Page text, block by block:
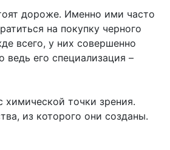
дороже. Именно ими часто
на покупку черного
всего, у них совершенно
ведь его специализация –
химической точки зрения.
из которого они созданы.